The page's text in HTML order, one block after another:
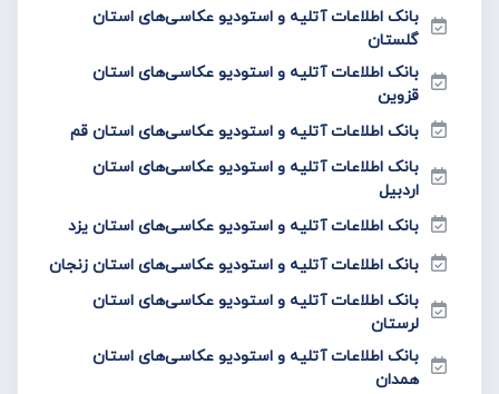
بانک اطلاعات آتلیه و استودیو عکاسی‌های استان
گلستان
بانک اطلاعات آتلیه و استودیو عکاسی‌های استان
قزوین
بانک اطلاعات آتلیه و استودیو عکاسی‌های استان قم
بانک اطلاعات آتلیه و استودیو عکاسی‌های استان
اردبیل
بانک اطلاعات آتلیه و استودیو عکاسی‌های استان یزد
بانک اطلاعات آتلیه و استودیو عکاسی‌های استان زنجان
بانک اطلاعات آتلیه و استودیو عکاسی‌های استان
لرستان
بانک اطلاعات آتلیه و استودیو عکاسی‌های استان
همدان